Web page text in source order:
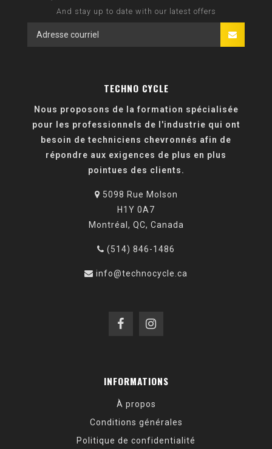
And stay up to date with our latest offers
TECHNO CYCLE
Nous proposons de la formation spécialisée
pour les professionnels de l'industrie qui ont
besoin de techniciens chevronnés afin de
répondre aux exigences de plus en plus
pointues des clients.
5098 Rue Molson
H1Y 0A7
Montréal, QC, Canada
(514) 846-1486
info@technocycle.ca
INFORMATIONS
À propos
Conditions générales
Politique de confidentialité